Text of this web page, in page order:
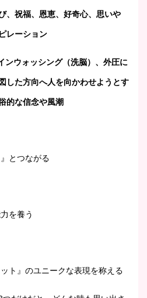
、祝福、恩恵、好奇心、思いや
レーション
ウォッシング（洗脳）、外圧に
した方向へ人を向かわせようとす
的な信念や風潮
とつながる
を養う
ト』のユニークな表現を称える